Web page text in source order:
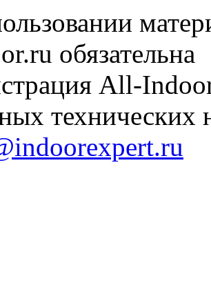
обязательна
All-
технических